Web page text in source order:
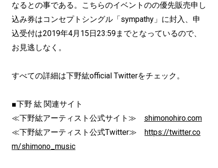
なるとの事である。こちらのイベントのの優先販売申し
込み券はコンセプトシングル「sympathy」に封入、申
込受付は2019年4月15日23:59までとなっているので、
お見逃しなく。
すべての詳細は下野紘official Twitterをチェック。
■下野 紘 関連サイト
≪下野紘アーティスト公式サイト≫ shimonohiro.com
≪下野紘アーティスト公式Twitter≫ https://twitter.co
m/shimono_music